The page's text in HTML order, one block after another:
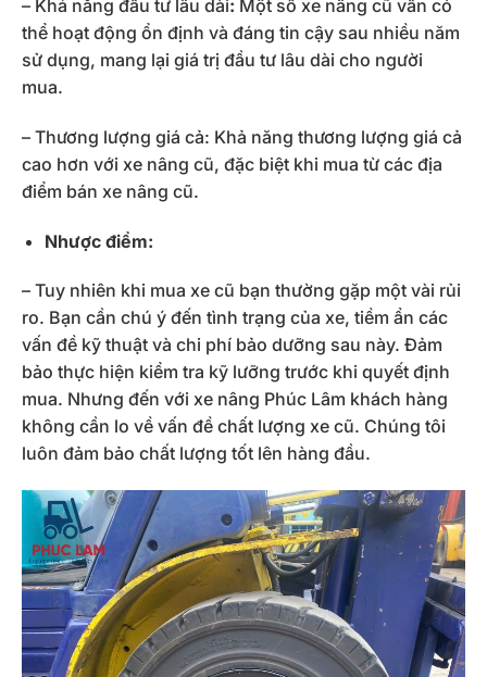
– Khả năng đầu tư lâu dài: Một số xe nâng cũ vẫn có
thể hoạt động ổn định và đáng tin cậy sau nhiều năm
sử dụng, mang lại giá trị đầu tư lâu dài cho người
mua.
– Thương lượng giá cả: Khả năng thương lượng giá cả
cao hơn với xe nâng cũ, đặc biệt khi mua từ các địa
điểm bán xe nâng cũ.
Nhược điểm:
– Tuy nhiên khi mua xe cũ bạn thường gặp một vài rủi
ro. Bạn cần chú ý đến tình trạng của xe, tiềm ẩn các
vấn đề kỹ thuật và chi phí bảo dưỡng sau này. Đảm
bảo thực hiện kiểm tra kỹ lưỡng trước khi quyết định
mua. Nhưng đến với xe nâng Phúc Lâm khách hàng
không cần lo về vấn đề chất lượng xe cũ. Chúng tôi
luôn đảm bảo chất lượng tốt lên hàng đầu.